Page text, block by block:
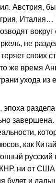
Австрия,
Италия…
не
своих
же время
ухода из
эпоха
как
русский
ни от США
будет и